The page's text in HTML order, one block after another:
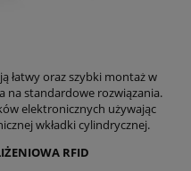
łatwy oraz szybki montaż w
na standardowe rozwiązania.
elektronicznych używając
wkładki cylindrycznej.
RFID